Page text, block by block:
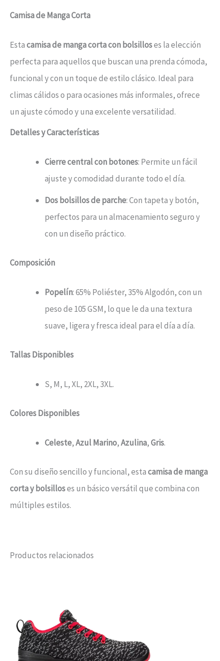
Camisa de Manga Corta
Estacamisa de manga corta con bolsilloses la elección
perfecta para aquellos que buscan una prenda cómoda,
funcional y con un toque de estilo clásico. Ideal para
climas cálidos o para ocasiones más informales, ofrece
un ajuste cómodo y una excelente versatilidad.
Detalles y Características
Cierre central con botones: Permite un fácil
ajuste y comodidad durante todo el día.
Dos bolsillos de parche: Con tapeta y botón,
perfectos para un almacenamiento seguro y
con un diseño práctico.
Composición
Popelín: 65% Poliéster, 35% Algodón, con un
peso de 105 GSM, lo que le da una textura
suave, ligera y fresca ideal para el día a día.
Tallas Disponibles
S, M, L, XL, 2XL, 3XL.
Colores Disponibles
Celeste,Azul Marino,Azulina,Gris.
Con su diseño sencillo y funcional, estacamisa de manga
corta y bolsilloses un básico versátil que combina con
múltiples estilos.
Productos relacionados